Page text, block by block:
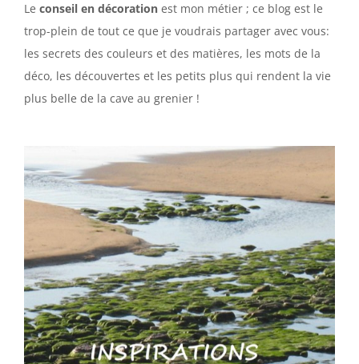
Le conseil en décoration est mon métier ; ce blog est le
trop-plein de tout ce que je voudrais partager avec vous:
les secrets des couleurs et des matières, les mots de la
déco, les découvertes et les petits plus qui rendent la vie
plus belle de la cave au grenier !